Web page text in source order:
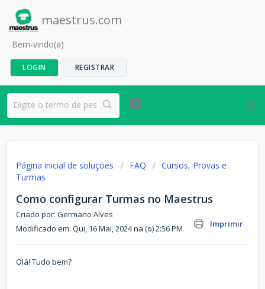
maestrus.com
Bem-vindo(a)
LOGIN REGISTRAR
Página inicial de soluções FAQ
Cursos, Provas e
Turmas
Como configurar Turmas no Maestrus
Imprimir
Criado por: Germano Alves
Modificado em: Qui, 16 Mai, 2024 na (o) 2:56 PM
Olá! Tudo bem?